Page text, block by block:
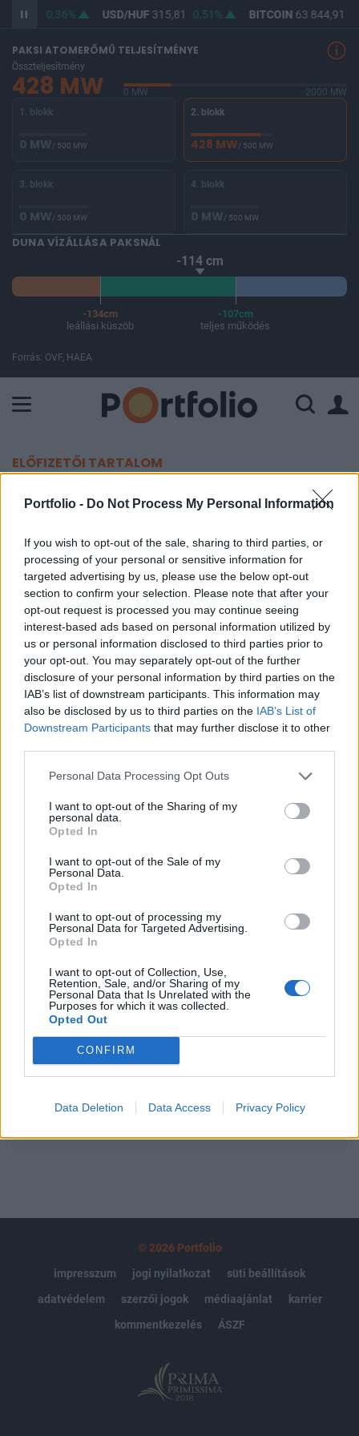
Portfolio - Do Not Process My Personal Information
If you wish to opt-out of the sale, sharing to third parties, or
processing of your personal or sensitive information for
targeted advertising by us, please use the below opt-out
section to confirm your selection. Please note that after your
opt-out request is processed you may continue seeing
interest-based ads based on personal information utilized by
us or personal information disclosed to third parties prior to
your opt-out. You may separately opt-out of the further
disclosure of your personal information by third parties on the
IAB’s list of downstream participants. This information may
also be disclosed by us to third parties on the IAB’s List of
Downstream Participants that may further disclose it to other
Personal Data Processing Opt Outs
I want to opt-out of the Sharing of my
personal data.
Opted In
I want to opt-out of the Sale of my
Personal Data.
Opted In
I want to opt-out of processing my
Personal Data for Targeted Advertising.
Opted In
I want to opt-out of Collection, Use,
Retention, Sale, and/or Sharing of my
Personal Data that Is Unrelated with the
Purposes for which it was collected.
Opted Out
CONFIRM
Data Deletion Data Access Privacy Policy
364,47 0,36% USD/HUF315,81 0,51% BITCOIN63 844,91
PAKSI ATOMERŐMŰ TELJESÍTMÉNYE
Összteljesítmény
428 MW 0 MW
2000 MW
1. blokk
0 MW/ 500 MW
2. blokk
428 MW/ 500 MW
3. blokk
0 MW/ 500 MW
4. blokk
0 MW/ 500 MW
DUNA VÍZÁLLÁSA PAKSNÁL
-114 cm
-134cm
leállási küszöb
-107cm
teljes működés
Forrás: OVF, HAEA
ELŐFIZETŐI TARTALOM
Változás jön a 2-es metrónál
MTI
2023. október 27. 10:38
Karbantartás miatt rövidített útvonalon jár a 2-es
metró az Örs vezér tere és a Puskás Ferenc
Stadion között a hétvégén - közölte a Budapesti
Közlekedési Központ (BKK) pénteken az MTI-vel.
Azt írták, hogy a 2-es metró helyett M2-es jelzéssel
pótlóbusz indul az Örs vezér tere és a Puskás Ferenc
Stadion között. A metrópótló buszokra az Örs vezér terén a
kőbányai oldalon lévő buszvégállomáson vagy a Kerepesi
úton, a Fehér út kereszteződése után lehet felszállni. A
épülete mellől indulnak...
KEDVES OLVASÓNK!
A keresett cikk a portfolio.hu hírarchívumához
tartozik, melynek olvasása előfizetéses
regisztrációhoz kötött.
Portfolio.hu teljes cikkarchívum
Kötéslisták: BÉT elmúlt 2 év napon belüli
kötéslistái
Előfizetés
© 2026 Portfolio
impresszum
jogi nyilatkozat
süti beállítások
adatvédelem
szerzői jogok médiaajánlat
karrier
kommentkezelés
ÁSZF